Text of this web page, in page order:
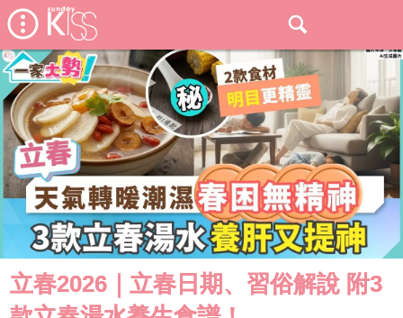
立春2026｜立春日期、習俗解說 附3